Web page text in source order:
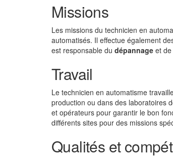
Missions
Les missions du technicien en
automatisés. Il effectue également
est responsable du dépannage et
Travail
Le technicien en automatisme
production ou dans des laboratoires
et opérateurs pour garantir le bon
différents sites pour des missions
Qualités et